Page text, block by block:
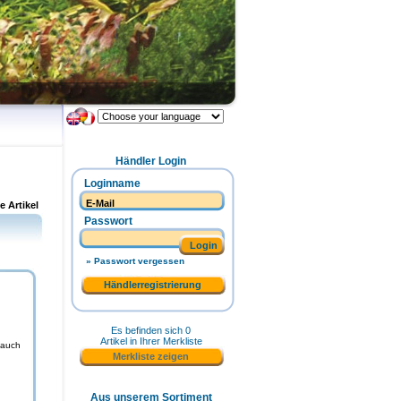
Artikel
Händler Login
Loginname
Passwort
Login
» Passwort vergessen
Händlerregistrierung
Es befinden sich 0
Artikel in Ihrer Merkliste
Merkliste zeigen
Aus unserem Sortiment